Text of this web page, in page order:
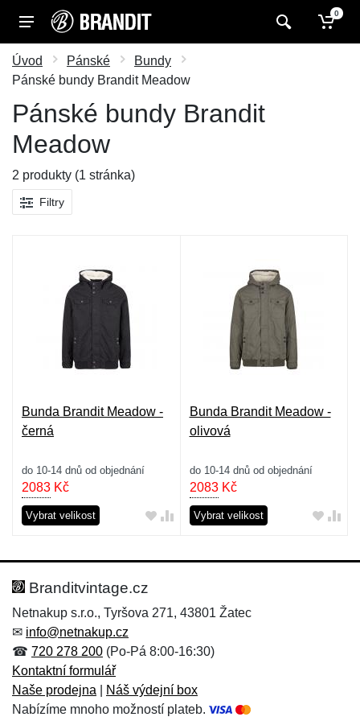
0
Úvod Pánské
Bundy
Pánské bundy Brandit Meadow
Pánské bundy Brandit
Meadow
2 produkty (1 stránka)
Filtry
Bunda Brandit Meadow -
černá
do 10-14 dnů od objednání
2083 Kč
Vybrat velikost
Bunda Brandit Meadow -
olivová
do 10-14 dnů od objednání
2083Kč
Vybrat velikost
Branditvintage.cz
Netnakup s.r.o., Tyršova 271, 43801 Žatec
✉ info@netnakup.cz
☎ 720 278 200 (Po-Pá 8:00-16:30)
Kontaktní formulář
Naše prodejna
Náš výdejní box
Nabízíme mnoho možností plateb.